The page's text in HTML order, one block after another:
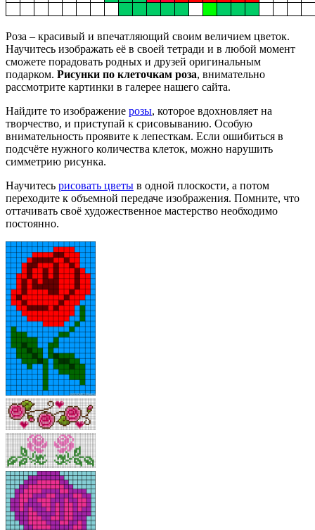
Роза – красивый и впечатляющий своим величием цветок.
Научитесь изображать её в своей тетради и в любой момент
сможете порадовать родных и друзей оригинальным
подарком. Рисунки по клеточкам роза, внимательно
рассмотрите картинки в галерее нашего сайта.
Найдите то изображение розы, которое вдохновляет на
творчество, и приступай к срисовыванию. Особую
внимательность проявите к лепесткам. Если ошибиться в
подсчёте нужного количества клеток, можно нарушить
симметрию рисунка.
Научитесь рисовать цветы в одной плоскости, а потом
переходите к объемной передаче изображения. Помните, что
оттачивать своё художественное мастерство необходимо
постоянно.